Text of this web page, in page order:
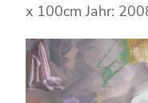
x 100cm Jahr: